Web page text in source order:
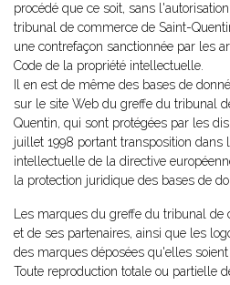
procédé que ce soit, sans
tribunal de commerce de Saint-
une contrefaçon sanctionnée par les
Code de la propriété intellectuelle.
Il en est de même des bases de
sur le site Web du greffe du tribunal
Quentin, qui sont protégées par les
juillet 1998 portant transposition dans
intellectuelle de la directive
la protection juridique des bases de
Les marques du greffe du tribunal
et de ses partenaires, ainsi que les
des marques déposées qu'elles
Toute reproduction totale ou partielle